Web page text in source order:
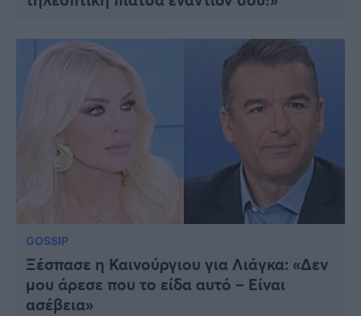
GOSSIP
Ξέσπασε η Καινούργιου για Λιάγκα: «Δεν
μου άρεσε που το είδα αυτό – Είναι
ασέβεια»